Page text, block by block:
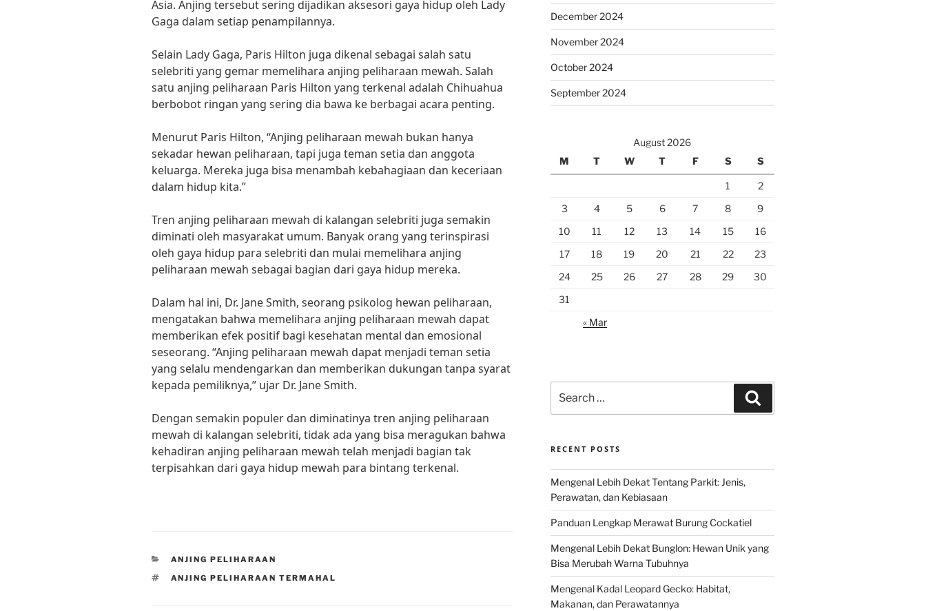
Asia. Anjing tersebut sering dijadikan aksesori gaya hidup oleh Lady
Gaga dalam setiap penampilannya.
Selain Lady Gaga, Paris Hilton juga dikenal sebagai salah satu
selebriti yang gemar memelihara anjing peliharaan mewah. Salah
satu anjing peliharaan Paris Hilton yang terkenal adalah Chihuahua
berbobot ringan yang sering dia bawa ke berbagai acara penting.
Menurut Paris Hilton, “Anjing peliharaan mewah bukan hanya
sekadar hewan peliharaan, tapi juga teman setia dan anggota
keluarga. Mereka juga bisa menambah kebahagiaan dan keceriaan
dalam hidup kita.”
Tren anjing peliharaan mewah di kalangan selebriti juga semakin
diminati oleh masyarakat umum. Banyak orang yang terinspirasi
oleh gaya hidup para selebriti dan mulai memelihara anjing
peliharaan mewah sebagai bagian dari gaya hidup mereka.
Dalam hal ini, Dr. Jane Smith, seorang psikolog hewan peliharaan,
mengatakan bahwa memelihara anjing peliharaan mewah dapat
memberikan efek positif bagi kesehatan mental dan emosional
seseorang. “Anjing peliharaan mewah dapat menjadi teman setia
yang selalu mendengarkan dan memberikan dukungan tanpa syarat
kepada pemiliknya,” ujar Dr. Jane Smith.
Dengan semakin populer dan diminatinya tren anjing peliharaan
mewah di kalangan selebriti, tidak ada yang bisa meragukan bahwa
kehadiran anjing peliharaan mewah telah menjadi bagian tak
terpisahkan dari gaya hidup mewah para bintang terkenal.
CATEGORIES
ANJING PELIHARAAN
TAGS
ANJING PELIHARAAN TERMAHAL
December 2024
November 2024
October 2024
September 2024
August 2026
M
T W T F S S
1
2
3
4 5 6 7 8
9
10
11 12 13 14 15
16
17
18 19 20 21 22
23
24
25 26 27 28 29
30
31
« Mar
for:
RECENT POSTS
Mengenal Lebih Dekat Tentang Parkit: Jenis,
Perawatan, dan Kebiasaan
Panduan Lengkap Merawat Burung Cockatiel
Mengenal Lebih Dekat Bunglon: Hewan Unik yang
Bisa Merubah Warna Tubuhnya
Mengenal Kadal Leopard Gecko: Habitat,
Makanan, dan Perawatannya